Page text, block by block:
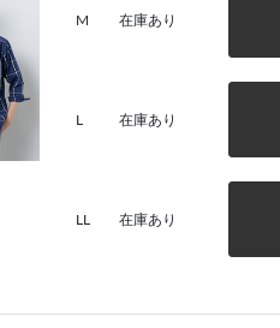
M 在庫あり
L 在庫あり
LL 在庫あり